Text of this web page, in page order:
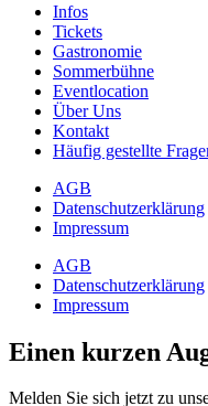
Infos
Tickets
Gastronomie
Sommerbühne
Eventlocation
Über Uns
Kontakt
Häufig gestellte
AGB
Datenschutzerklärung
Impressum
AGB
Datenschutzerklärung
Impressum
Einen kurzen
Melden Sie sich jetzt zu